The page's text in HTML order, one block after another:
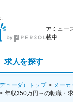
アミュー
載中
求人を探す
探す
ューダ）トップ メー
年収350万円～の転職・